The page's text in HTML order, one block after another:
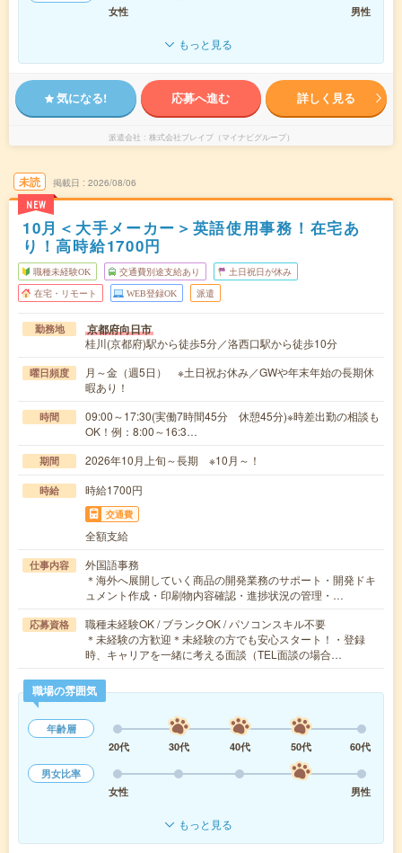
女性
男性
もっと見る
気になる! 応募へ進む 詳しく見る
派遣会社 株式会社ブレイブ（マイナビグループ）
未読
NEW
掲載日 2026/08/06
10月＜大手メーカー＞英語使用事務！在宅あ
り！高時給1700円
職種未経験OK 交通費別途支給あり 土日祝日が休み
在宅・リモート WEB登録OK 派遣
勤務地 京都府向日市
桂川(京都府)駅から徒歩5分／洛西口駅から徒歩10分
曜日頻度
月～金（週5日） ※土日祝お休み／GWや年末年始の長期休
暇あり！
時間
09:00～17:30(実働7時間45分 休憩45分)※時差出勤の相談も
OK！例：8:00～16:3…
期間 2026年10月上旬～長期 ※10月～！
時給 時給1700円
交通費
全額支給
仕事内容
外国語事務
＊海外へ展開していく商品の開発業務のサポート・開発ドキ
ュメント作成・印刷物内容確認・進捗状況の管理・…
応募資格
職種未経験OK / ブランクOK / パソコンスキル不要
＊未経験の方歓迎＊未経験の方でも安心スタート！・登録
時、キャリアを一緒に考える面談（TEL面談の場合…
職場の雰囲気
年齢層
20代
30代 40代 50代
60代
男女比率
女性
男性
もっと見る